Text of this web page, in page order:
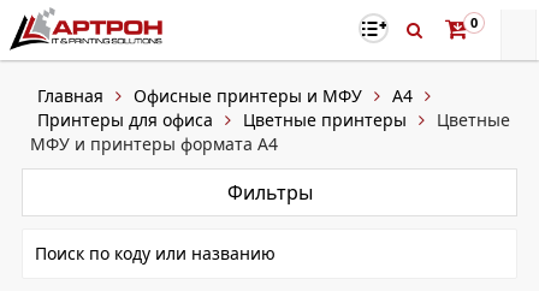
0
Главная Офисные принтеры и МФУ
A4
Принтеры для офиса
Цветные принтеры
Цветные
МФУ и принтеры формата А4
Фильтры